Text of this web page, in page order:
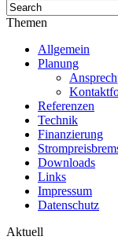
Themen
Allgemein
Planung
Referenzen
Technik
Finanzierung
Downloads
Links
Impressum
Datenschutz
Aktuell